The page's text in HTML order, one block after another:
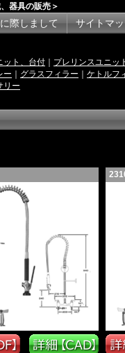
器具の販売＞
際しまして サイトマ
ット、台付 プレリンスユニッ
ー
グラスフィラー ケトルフ
リー